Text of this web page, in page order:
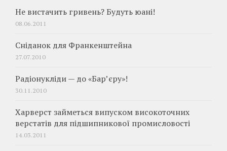
Не вистачить гривень? Будуть юані!
08.06.2011
Сніданок для Франкенштейна
27.07.2010
Радіонукліди — до «Бар’єру»!
30.11.2010
Харверст займеться випуском високоточних
верстатів для підшипникової промисловості
14.03.2011